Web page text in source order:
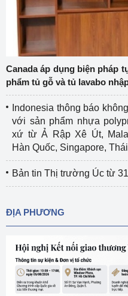
Canada áp dụng biện pháp
phẩm tủ gỗ và tủ lavabo
Indonesia thông báo
với sản phẩm nhựa
xứ từ Ả Rập Xê Út,
Hàn Quốc, Singapore,
Bản tin Thị trường Úc từ
ĐỊA PHƯƠNG